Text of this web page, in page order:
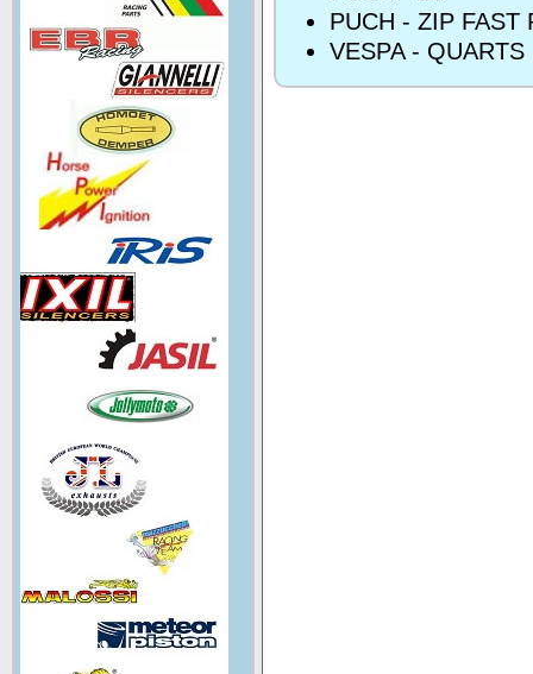
PUCH - ZIP FAST
VESPA - QUARTS